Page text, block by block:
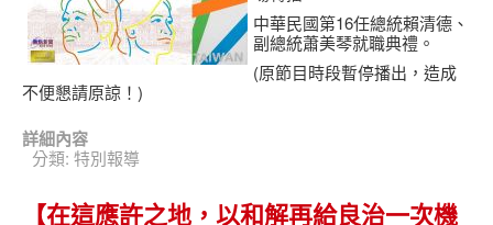
中華民國第16任總統賴清德、
副總統蕭美琴就職典禮。
(原節目時段暫停播出，造成
不便懇請原諒！)
詳細內容
分類: 特別報導
【在這應許之地，以和解再給良治一次機